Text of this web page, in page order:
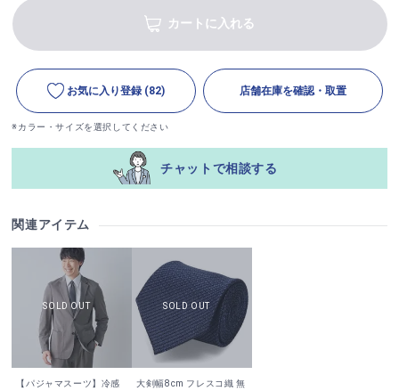
カートに入れる
お気に入り登録 (82) 店舗在庫を確認・取置
※カラー・サイズを選択してください
チャットで相談する
関連アイテム
【パジャマスーツ】冷感
大剣幅8cm フレスコ織 無